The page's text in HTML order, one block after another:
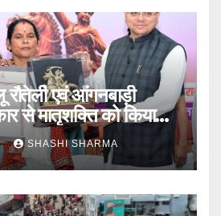
रौतेली एवं आंगनबाड़ी
से मातृशक्ति को किया
SHASHI SHARMA